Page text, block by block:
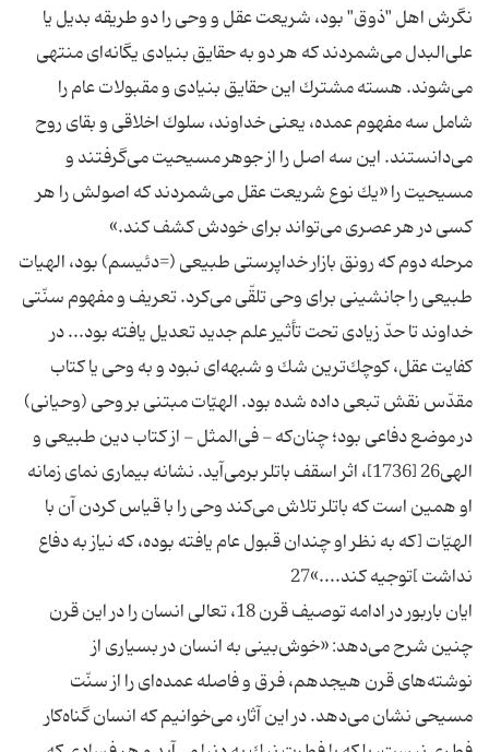
نگرش اهل "ذوق" بود، شريعت عقل و وحى را دو طريقه بديل يا
على‌البدل مى‌شمردند كه هر دو به حقايق بنيادى يگانه‌اى منتهى
مى‌شوند. هسته مشترك اين حقايق بنيادى و مقبولات عام را
شامل سه مفهوم عمده، يعنى خداوند، سلوك اخلاقى و بقاى روح
مى‌دانستند. اين سه اصل را از جوهر مسيحيت مى‌گرفتند و
مسيحيت را «يك نوع شريعت عقل مى‌شمردند كه اصولش را هر
كسى در هر عصرى مى‌تواند براى خودش كشف كند.»
مرحله دوم كه رونق بازار خداپرستى طبيعى (=دئيسم) بود، الهيات
طبيعى را جانشينى براى وحى تلقّى مى‌كرد. تعريف و مفهوم سنّتى
خداوند تا حدّ زيادى تحت تأثير علم جديد تعديل يافته بود... در
كفايت عقل، كوچك‌ترين شك و شبهه‌اى نبود و به وحى يا كتاب
مقدّس نقش تبعى داده شده بود. الهيّات مبتنى بر وحى (وحيانى)
در موضع دفاعى بود؛ چنان‌كه - فى‌المثل - از كتاب دين طبيعى و
الهى26 [1736]، اثر اسقف باتلر برمى‌آيد. نشانه بيمارى نماى زمانه
او همين است كه باتلر تلاش مى‌كند وحى را با قياس كردن آن با
الهيّات [كه به نظر او چندان قبول عام يافته بوده، كه نياز به دفاع
نداشت ]توجيه كند....»27
ايان باربور در ادامه توصيف قرن 18، تعالى انسان را در اين قرن
چنين شرح مى‌دهد: «خوش‌بينى به انسان در بسيارى از
نوشته‌هاى قرن هيجدهم، فرق و فاصله عمده‌اى را از سنّت
مسيحى نشان مى‌دهد. در اين آثار، مى‌خوانيم كه انسان گناه‌كار